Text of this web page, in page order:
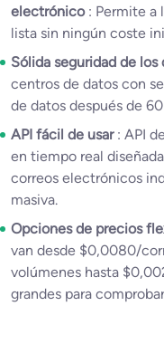
electrónico : Permite a
lista sin ningún coste
Sólida seguridad de los
centros de datos con
de datos después de
API fácil de usar : API
en tiempo real
correos electrónicos
masiva.
Opciones de precios
van desde $0,0080/
volúmenes hasta
grandes para